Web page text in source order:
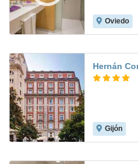
Oviedo
Hernán
Gijón